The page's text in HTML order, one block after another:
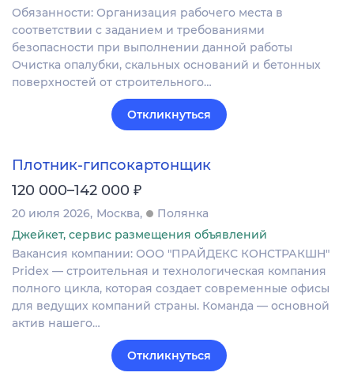
Обязанности: Организация рабочего места в
соответствии с заданием и требованиями
безопасности при выполнении данной работы
Очистка опалубки, скальных оснований и бетонных
поверхностей от строительного…
Откликнуться
Плотник-гипсокартонщик
120 000–142 000 ₽
20 июля 2026 Москва
Полянка
Джейкет, сервис размещения объявлений
Вакансия компании: ООО "ПРАЙДЕКС КОНСТРАКШН"
Pridex — строительная и технологическая компания
полного цикла, которая создает современные офисы
для ведущих компаний страны. Команда — основной
актив нашего…
Откликнуться